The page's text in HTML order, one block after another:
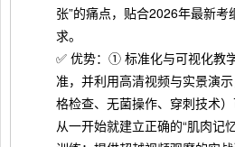
张”的痛点，贴合2026年最新
求。
✅ 优势：① 标准化与可视化教
准，并利用高清视频与实景演
格检查、无菌操作、穿刺技术
从一开始就建立正确的“肌肉记